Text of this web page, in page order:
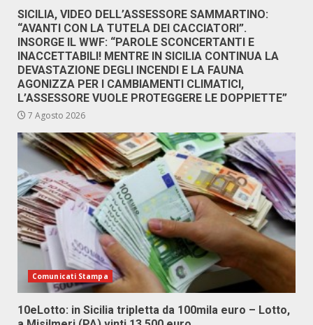
SICILIA, VIDEO DELL’ASSESSORE SAMMARTINO:
“AVANTI CON LA TUTELA DEI CACCIATORI”.
INSORGE IL WWF: “PAROLE SCONCERTANTI E
INACCETTABILI! MENTRE IN SICILIA CONTINUA LA
DEVASTAZIONE DEGLI INCENDI E LA FAUNA
AGONIZZA PER I CAMBIAMENTI CLIMATICI,
L’ASSESSORE VUOLE PROTEGGERE LE DOPPIETTE”
7 Agosto 2026
Comunicati Stampa
10eLotto: in Sicilia tripletta da 100mila euro – Lotto,